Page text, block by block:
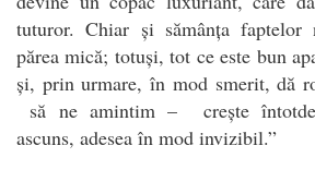
tuturor. Chiar și sămânța faptelor
părea mică; totuși, tot ce este bun
și, prin urmare, în mod smerit, dă
să ne amintim – crește
ascuns, adesea în mod invizibil.”